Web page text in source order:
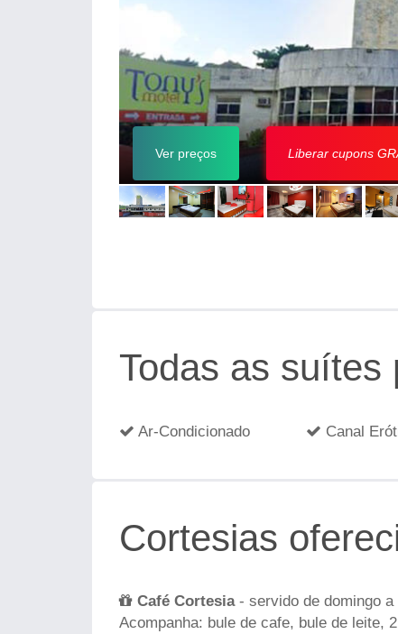
Ver preços Liberar cupons
Todas as suítes
Ar-Condicionado Canal
Cortesias
Café Cortesia- servido de domingo a
Acompanha: bule de cafe, bule de leite,